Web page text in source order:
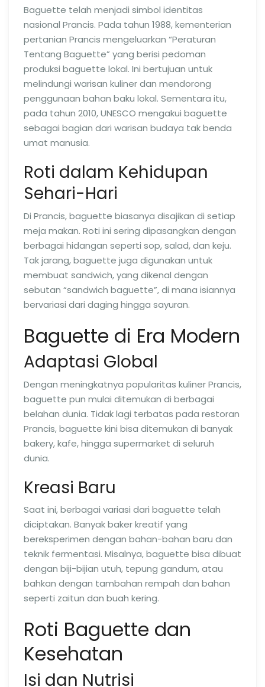
Baguette telah menjadi simbol identitas
nasional Prancis. Pada tahun 1988, kementerian
pertanian Prancis mengeluarkan “Peraturan
Tentang Baguette” yang berisi pedoman
produksi baguette lokal. Ini bertujuan untuk
melindungi warisan kuliner dan mendorong
penggunaan bahan baku lokal. Sementara itu,
pada tahun 2010, UNESCO mengakui baguette
sebagai bagian dari warisan budaya tak benda
umat manusia.
Roti dalam Kehidupan
Sehari-Hari
Di Prancis, baguette biasanya disajikan di setiap
meja makan. Roti ini sering dipasangkan dengan
berbagai hidangan seperti sop, salad, dan keju.
Tak jarang, baguette juga digunakan untuk
membuat sandwich, yang dikenal dengan
sebutan “sandwich baguette”, di mana isiannya
bervariasi dari daging hingga sayuran.
Baguette di Era Modern
Adaptasi Global
Dengan meningkatnya popularitas kuliner Prancis,
baguette pun mulai ditemukan di berbagai
belahan dunia. Tidak lagi terbatas pada restoran
Prancis, baguette kini bisa ditemukan di banyak
bakery, kafe, hingga supermarket di seluruh
dunia.
Kreasi Baru
Saat ini, berbagai variasi dari baguette telah
diciptakan. Banyak baker kreatif yang
bereksperimen dengan bahan-bahan baru dan
teknik fermentasi. Misalnya, baguette bisa dibuat
dengan biji-bijian utuh, tepung gandum, atau
bahkan dengan tambahan rempah dan bahan
seperti zaitun dan buah kering.
Roti Baguette dan
Kesehatan
Isi dan Nutrisi